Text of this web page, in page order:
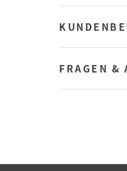
FRAGEN &